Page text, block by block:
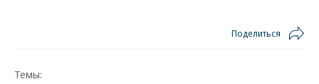
Поделиться
Темы: